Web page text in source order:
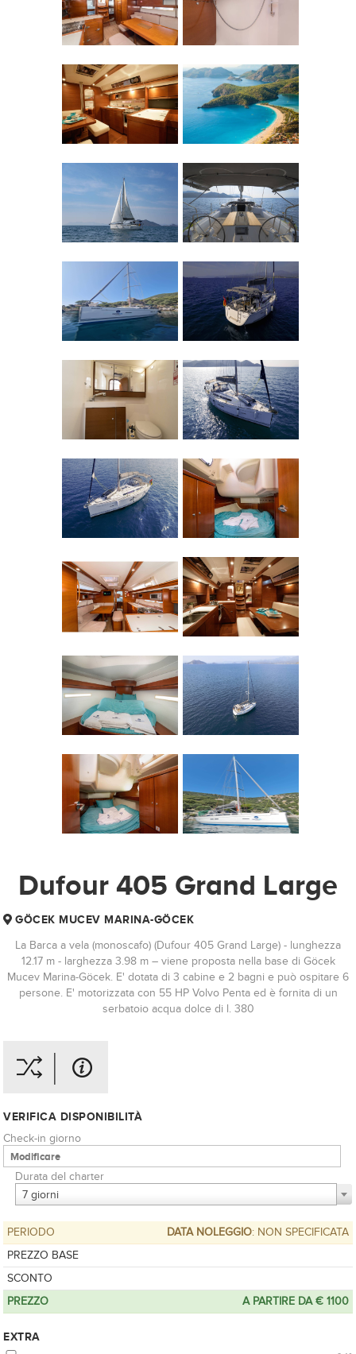
Dufour 405 Grand Large
GÖCEK MUCEV MARINA-GÖCEK
La Barca a vela (monoscafo) (Dufour 405 Grand Large) - lunghezza
12.17 m - larghezza 3.98 m – viene proposta nella base di Göcek
Mucev Marina-Göcek. E' dotata di 3 cabine e 2 bagni e può ospitare 6
persone. E' motorizzata con 55 HP Volvo Penta ed è fornita di un
serbatoio acqua dolce di l. 380
VERIFICA DISPONIBILITÀ
Check-in giorno
Durata del charter
7 giorni
PERIODO DATA NOLEGGIO: NON SPECIFICATA
PREZZO BASE
SCONTO
PREZZO
A PARTIRE DA € 1100
EXTRA